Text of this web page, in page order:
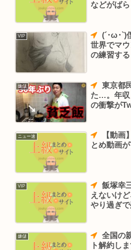
などがば
VIP
(´･ω･`)僕もインターネットの
世界でマ
の練習する
嫌儲
東京都民、みんな貧乏人だっ
た…。年収
の衝撃が
ニュー速
とめ動画
VIP
飯塚幸三のした事を良いは思
えないけ
やり過ぎ
嫌儲
全国の親「こどおじへ ネッ
ト解約し